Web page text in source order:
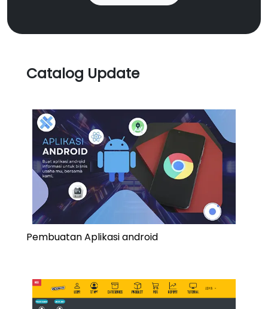
Catalog Update
Pembuatan Aplikasi android